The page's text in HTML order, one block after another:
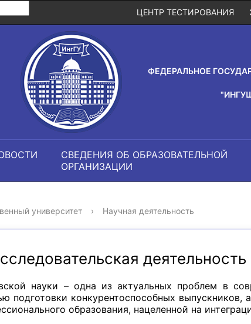
ЦЕНТР ТЕСТИРОВАНИЯ
ФЕДЕРАЛЬНОЕ
СВЕДЕНИЯ ОБ ОБРАЗОВАТЕЛЬНОЙ
ОРГАНИЗАЦИИ
университет › Научная деятельность
науки – одна из актуальных проблем в
подготовки конкурентоспособных
образования, нацеленной на